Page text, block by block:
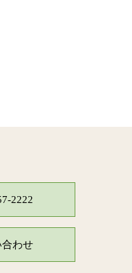
2222
合わせ